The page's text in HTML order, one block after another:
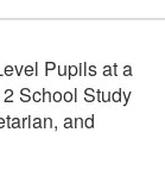
Pupils at a
School Study
and